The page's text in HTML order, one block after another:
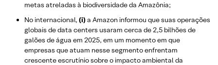
metas atreladas à biodiversidade da Amazônia;
No internacional, (i)a Amazon informou que suas operações
globais de data centers usaram cerca de 2,5 bilhões de
galões de água em 2025, em um momento em que
empresas que atuam nesse segmento enfrentam
crescente escrutínio sobre o impacto ambiental da